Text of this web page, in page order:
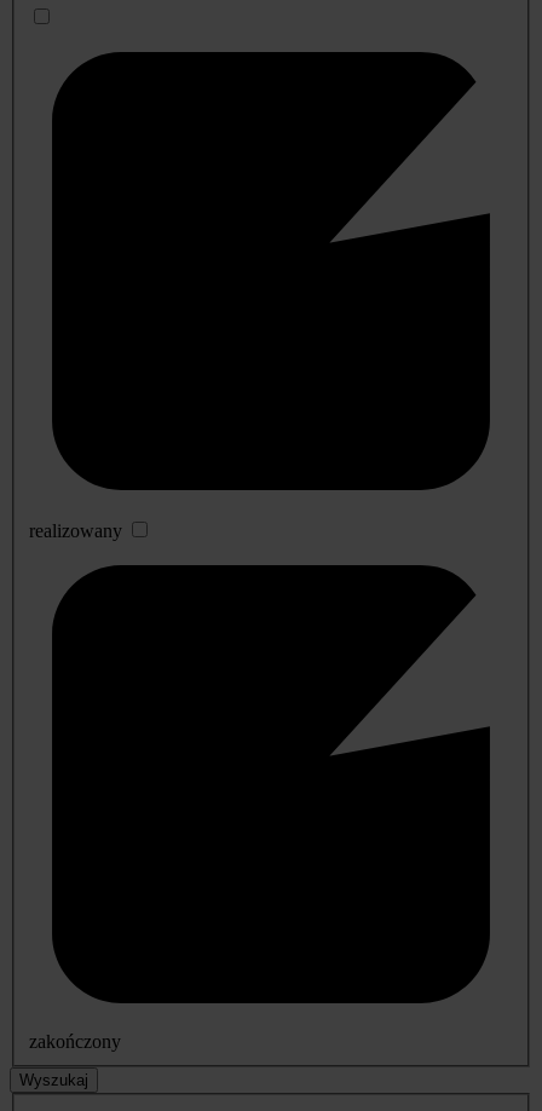
realizowany
zakończony
Wyszukaj